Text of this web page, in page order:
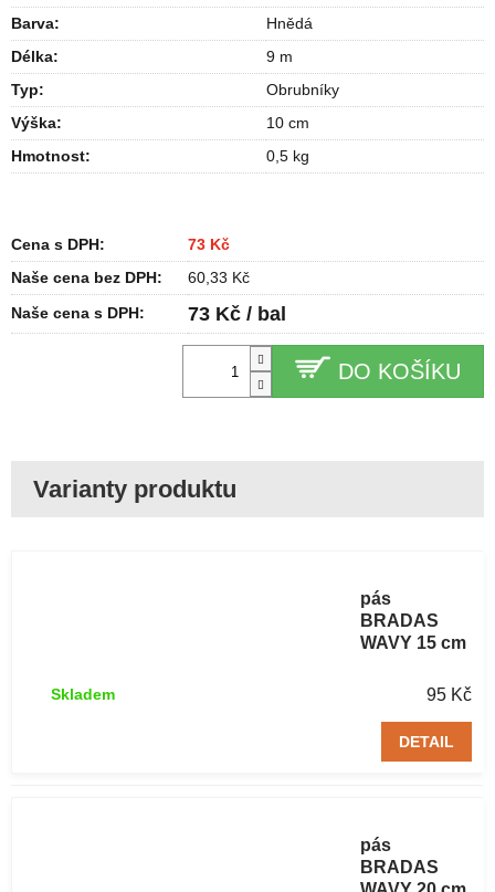
DO KOŠÍKU
Barva:
Hnědá
Délka:
9 m
Typ:
Obrubníky
Výška:
10 cm
Hmotnost: 0,5 kg
Cena s DPH:
73 Kč
Naše cena bez DPH:
60,33 Kč
Naše cena s DPH:
73 Kč / bal
pás
BRADAS
WAVY 15 cm
95 Kč
Skladem
DETAIL
pás
BRADAS